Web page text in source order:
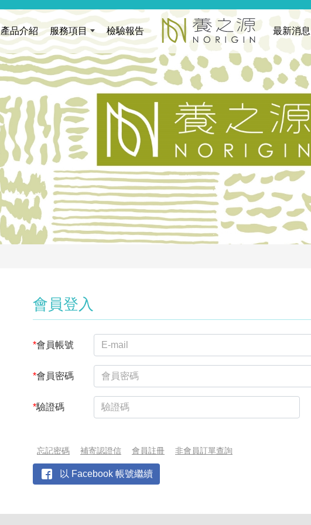
產品介紹 服務項目 檢驗報告 最新消息
會員登入
*會員帳號
*會員密碼
*驗證碼
忘記密碼 補寄認證信 會員註冊 非會員訂單查詢
以 Facebook 帳號繼續